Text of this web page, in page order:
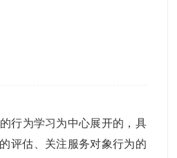
行为学习为中心展开的，具
评估、关注服务对象行为的